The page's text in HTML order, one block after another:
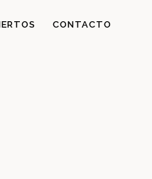
CONTACTO